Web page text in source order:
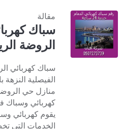
مقالة
سباك
الروضة
سباك كهربائي
الفيصلية النزهة
منازل حي
يقوم كهربائي
الخدمات التي